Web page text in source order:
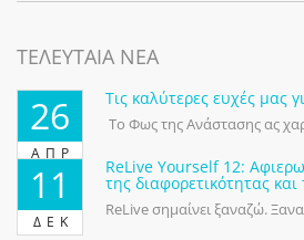
ΤΕΛΕΥΤΑΙΑ ΝΕΑ
26
ΑΠΡ
Τις καλύτερες ευχές μας
Το Φως της Ανάστασης ας
11
ΔΕΚ
ReLive Yourself 12:
της διαφορετικότητας
ReLive σημαίνει ξαναζώ.